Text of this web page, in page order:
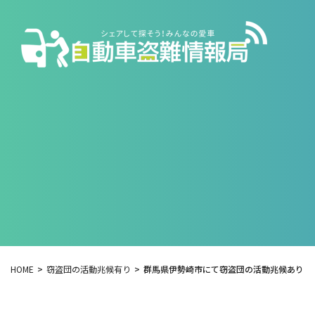
HOME 窃盗団の活動兆候有り 群馬県伊勢崎市にて窃盗団の活動兆候あり